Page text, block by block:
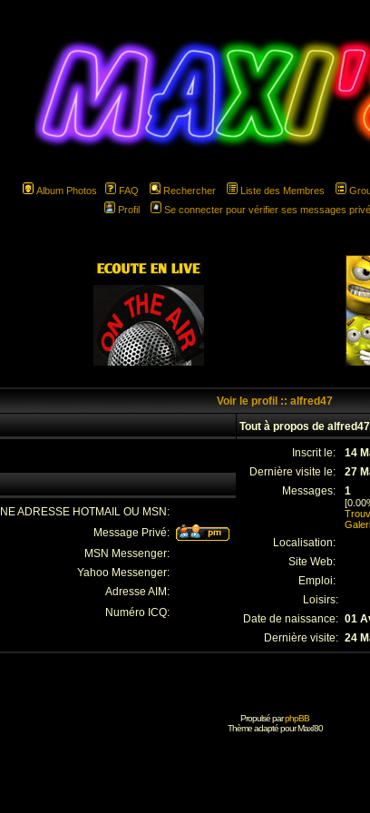
Album Photos FAQ Rechercher Liste des Membres
Profil
Se connecter pour vérifier ses messages
Voir le profil :: alfred47
Tout à propos de alfred47
Inscrit le:
14
Dernière visite le:
27
Messages:
1
Localisation:
Site Web:
Emploi:
Loisirs:
Date de naissance: 01
Dernière visite: 24
ADRESSE HOTMAIL OU MSN:
Message Privé:
MSN Messenger:
Yahoo Messenger:
Adresse AIM:
Numéro ICQ:
Propulsé parphpBB
Thème adapté pourMaxi'80